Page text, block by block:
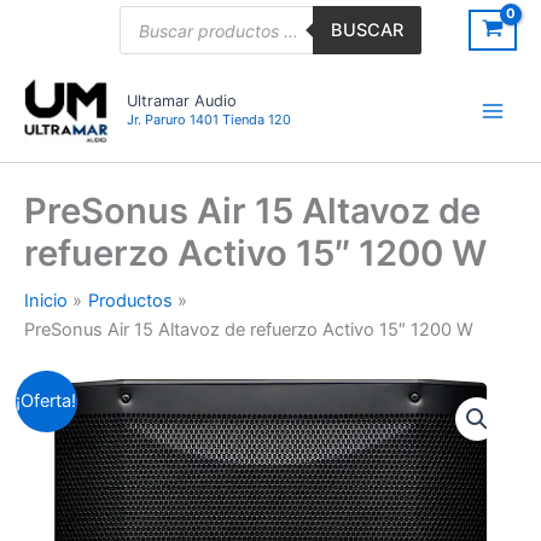
BUSCAR
Ultramar Audio
Jr. Paruro 1401 Tienda 120
PreSonus Air 15 Altavoz de
refuerzo Activo 15″ 1200 W
Inicio
Productos
PreSonus Air 15 Altavoz de refuerzo Activo 15″ 1200 W
¡Oferta!
precio
original
era:
precio
actual
es:
PreSonus
Air
15
Altavoz
refuerzo
Activo